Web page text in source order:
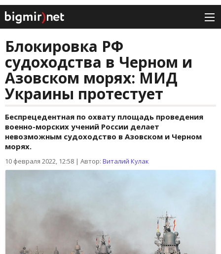
Блокировка РФ
судоходства в Черном и
Азовском морях: МИД
Украины протестует
Беспрецедентная по охвату площадь проведения
военно-морских учений России делает
невозможным судоходство в Азовском и Черном
морях.
10 февраля 2022, 12:58 | Автор: Виталий Кулак